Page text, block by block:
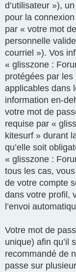
d’utilisateur »),
pour la
par « votre mot
personnelle
courriel »). Vos
« glisszone :
protégées par
applicables dans
information en-
votre mot de
requise par «
kitesurf » durant
qu’elle soit
« glisszone :
tous les cas,
de votre compte
dans votre profil,
l’envoi
Votre mot de
unique) afin qu’il
recommandé de
passe sur